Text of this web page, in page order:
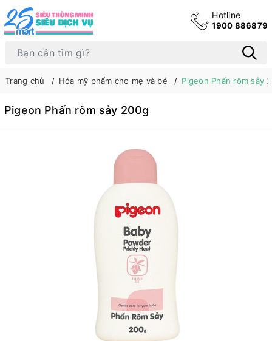
Hotline
1900 886879
Trang chủ Hóa mỹ phẩm cho mẹ và bé Pigeon Phấn rôm sảy
Pigeon Phấn rôm sảy 200g